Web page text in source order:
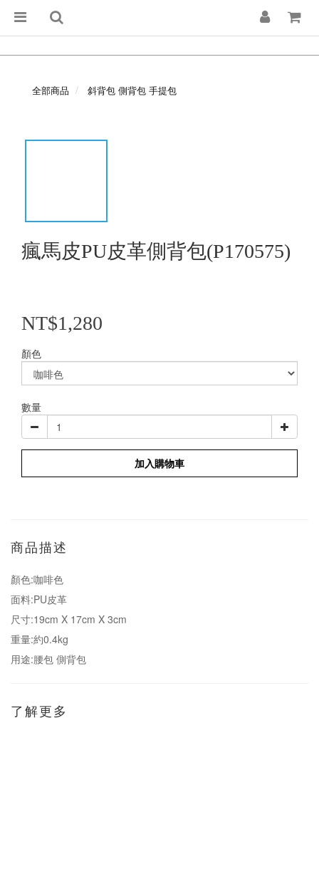
全部商品 斜背包 側背包 手提包
瘋馬皮PU皮革側背包(P170575)
NT$1,280
顏色
數量
加入購物車
商品描述
顏色:咖啡色
面料:PU皮革
尺寸:19cm X 17cm X 3cm
重量:約0.4kg
用途:腰包 側背包
了解更多